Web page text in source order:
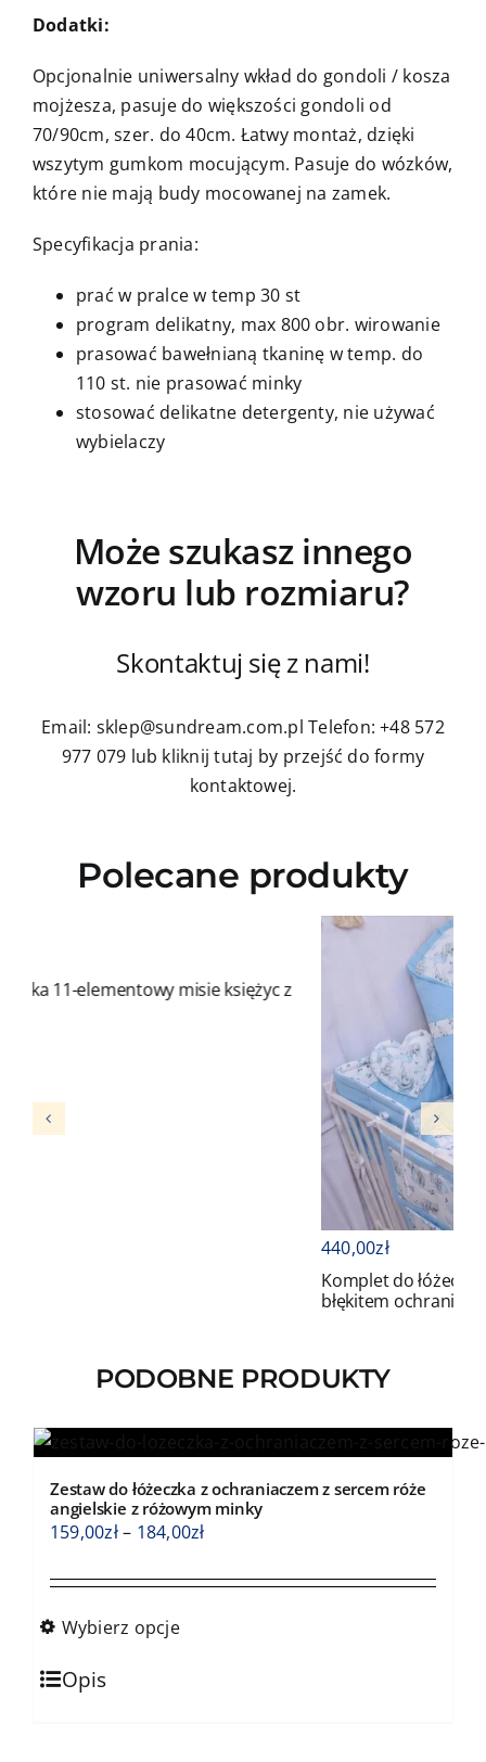
Dodatki:
Opcjonalnie uniwersalny wkład do gondoli / kosza
mojżesza, pasuje do większości gondoli od
70/90cm, szer. do 40cm. Łatwy montaż, dzięki
wszytym gumkom mocującym. Pasuje do wózków,
które nie mają budy mocowanej na zamek.
Specyfikacja prania:
prać w pralce w temp 30 st
program delikatny, max 800 obr. wirowanie
prasować bawełnianą tkaninę w temp. do
110 st. nie prasować minky
stosować delikatne detergenty, nie używać
wybielaczy
Może szukasz innego
wzoru lub rozmiaru?
Skontaktuj się z nami!
Email: sklep@sundream.com.pl Telefon: +48 572
977 079 lub kliknij tutaj by przejść do formy
kontaktowej.
Polecane produkty
misie księżyc z
Komplet do łóżeczka 11-elementowy
błękitem ochraniaczem z sercem
PODOBNE PRODUKTY
Zestaw do łóżeczka z ochraniaczem z sercem róże
angielskie z różowym minky
159,00zł– 184,00złZakres
od
Wybierz opcje
Ten
produkt
Opis